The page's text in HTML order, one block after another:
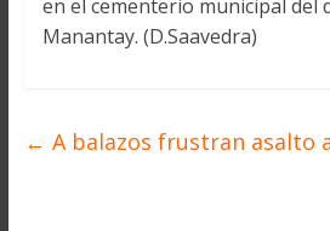
en el cementerio municipal del
Manantay. (D.Saavedra)
← A balazos frustran asalto